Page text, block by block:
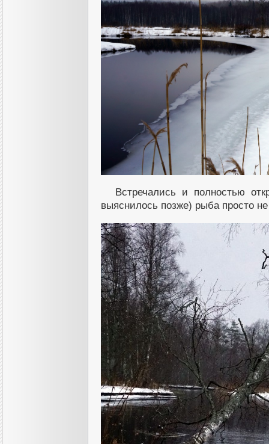
Встречались и полностью
выяснилось позже) рыба просто